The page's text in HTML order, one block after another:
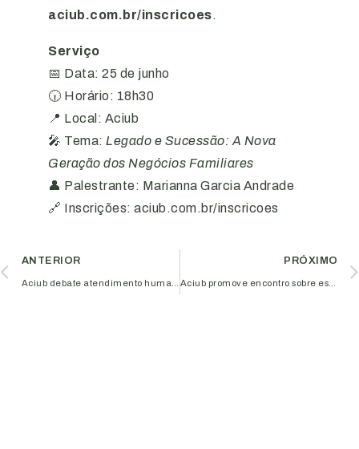
aciub.com.br/inscricoes.
Serviço
📅 Data: 25 de junho
🕡 Horário: 18h30
📍 Local: Aciub
🎤 Tema: Legado e Sucessão: A Nova
Geração dos Negócios Familiares
👤 Palestrante: Marianna Garcia Andrade
🔗 Inscrições: aciub.com.br/inscricoes
ANTERIOR PRÓXIMO